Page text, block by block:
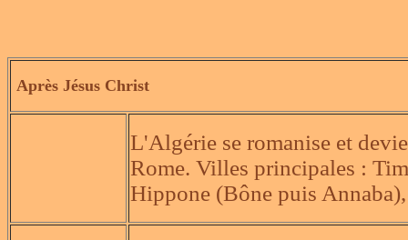
Après Jésus Christ
L'Algérie se romanise et
Rome. Villes principales :
Hippone (Bône puis